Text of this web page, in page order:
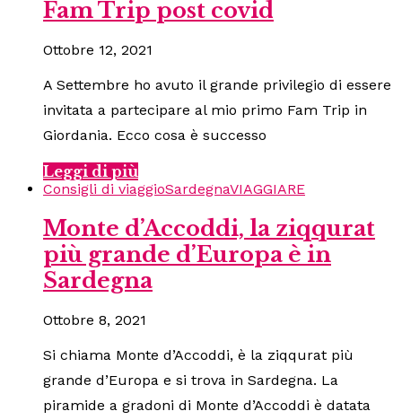
Fam Trip post covid
Ottobre 12, 2021
A Settembre ho avuto il grande privilegio di essere
invitata a partecipare al mio primo Fam Trip in
Giordania. Ecco cosa è successo
Leggi di più
Consigli di viaggioSardegnaVIAGGIARE
Monte d’Accoddi, la ziqqurat
più grande d’Europa è in
Sardegna
Ottobre 8, 2021
Si chiama Monte d’Accoddi, è la ziqqurat più
grande d’Europa e si trova in Sardegna. La
piramide a gradoni di Monte d’Accoddi è datata